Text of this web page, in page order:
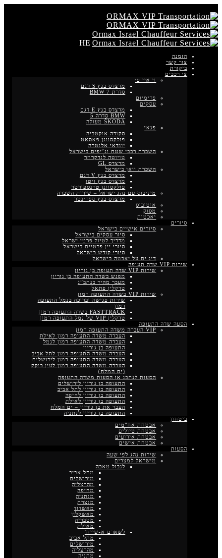
HE
הזמנה
צור קשר
ביקורת
צי רכבים
וי איי פי
מרצדס בנץ S דגם
סדרת BMW 7
פרימיום
עסקים
מרצדס בנץ E דגם
BMW סדרה 5
ŠKODA מעולה
פנאי
סקודה אוקטביה
פולקסווגן פאסאט
יונדאי אלנטרה
השכרת רכבי שטח וג’יפים בישראל
טויוטה לנדקרוזר
מרצדס GL
השכרת וואן בישראל
מרצדס בנץ V דגם
מרצדס בנץ ויטו
פולקסווגן טרנספורטר
מיניבוס עם נהג ישראל – שירות השכרה
מרצדס בנץ ספרינטר
אוטובוס
מסוק
יאכטות
סיורים
סיורים אישיים בישראל
סיור עסקים בישראל
מדריך לטיול פרטי ישראל
סיורי יין פרטיים בישראל
סיורי קודש בישראל
דיג ים על יאכטה בישראל
שירות VIP שדה תעופה
שירות VIP שדה תעופה בן גוריון
מפגש בשדה התעופה בן גוריון
מעבר מהיר בנתב”ג
טרקלין פתאל
שירות VIP בשדה התעופה רמון
שירות פגישה וברוכה בנמל התעופה
רמון
FASTTRACK בשדה התעופה רמון
טרקלין VIP של נמל התעופה רמון
הסעה שדה התעופה
VIP העברה משדה התעופה רמון
העברה משדה התעופה רמון לאילת
העברה משדה התעופה רמון לנמל
התעופה בן גוריון
העברה משדה התעופה רמון לתל אביב
העברה משדה התעופה רמון לירושלים
העברה משדה התעופה רמון לעין בוקק
(ים המלח)
הסעות לנתבג או הסעות משדה התעופה
התעופה בן גוריון לירושלים
התעופה בן גוריון לתל אביב
התעופה בן גוריון לחיפה
התעופה בן גוריון לאילת
העבר את בן גוריון – ים המלח
התעופה בן גוריון לנתניה
ביטחון
אבטחת אח"מים
אבטחת טיולים
אבטחת אירועים
אבטחת אישים
הסעות
שירות נהג לפי שעה
מישראל למצרים
לגבול טאבה
מתל אביב
מירושלים
מהרצליה
מחיפה
מנתניה
מנצרת
מאשדוד
מאשקלון
מטבריה
מאילת
לשארם א-שייח'
מתל אביב
מירושלים
מהרצליה
מתניה